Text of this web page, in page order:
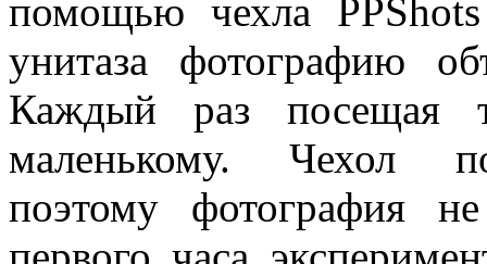
помощью чехла
унитаза фотографию
Каждый раз посещая
маленькому. Чехол
поэтому фотография